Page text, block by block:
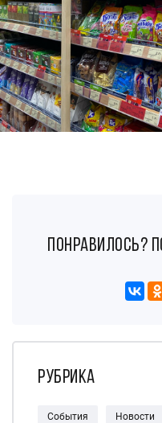
понравилось?
Рубрика
События Новости